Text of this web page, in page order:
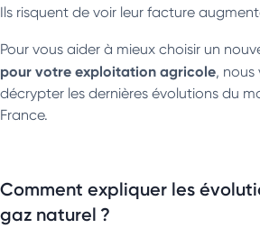
Ils risquent de voir leur facture
Pour vous aider à mieux choisir un
pour votre exploitation agricole, nous
décrypter les dernières évolutions du
France.
Comment expliquer les
gaz naturel ?